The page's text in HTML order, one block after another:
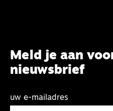
Meld je aan
nieuwsbrief
uw e-mailadres